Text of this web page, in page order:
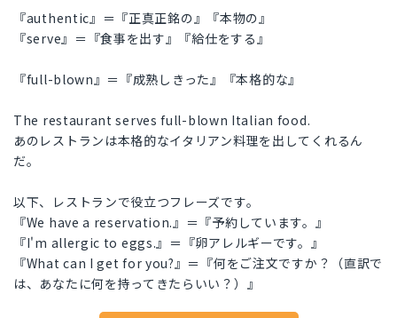
『authentic』＝『正真正銘の』『本物の』
『serve』＝『食事を出す』『給仕をする』
『full-blown』＝『成熟しきった』『本格的な』
The restaurant serves full-blown Italian food.
あのレストランは本格的なイタリアン料理を出してくれるん
だ。
以下、レストランで役立つフレーズです。
『We have a reservation.』＝『予約しています。』
『I'm allergic to eggs.』＝『卵アレルギーです。』
『What can I get for you?』＝『何をご注文ですか？（直訳で
は、あなたに何を持ってきたらいい？）』